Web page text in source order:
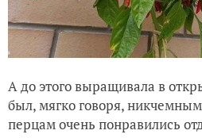
А до этого выращивала в
был, мягко говоря,
перцам очень понравились